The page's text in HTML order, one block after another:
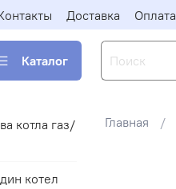
Доставка Оплата
Каталог
Главная
котла газ/
котел